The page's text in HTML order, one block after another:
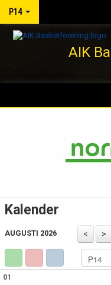
P14
AIK
BILDGALLERI
DOKUMENT
Kalender
AUGUSTI 2026
01